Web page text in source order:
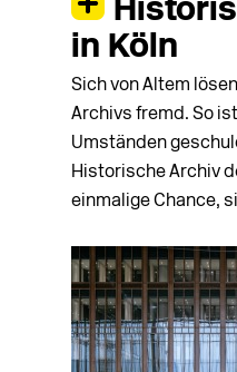
in Köln
Sich von Altem
Archivs fremd. So
Umständen
Historische Archiv
einmalige Chance,